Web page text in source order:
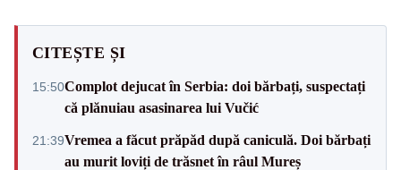
CITEȘTE ȘI
15:50Complot dejucat în Serbia: doi bărbați, suspectați
că plănuiau asasinarea lui Vučić
21:39Vremea a făcut prăpăd după caniculă. Doi bărbați
au murit loviți de trăsnet în râul Mureș